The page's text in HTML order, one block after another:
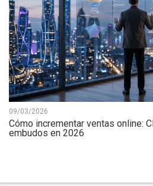
09/03/2026
Cómo incrementar ventas online:
embudos en 2026